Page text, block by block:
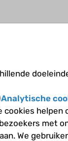
Analytische
cookies helpen
met
We